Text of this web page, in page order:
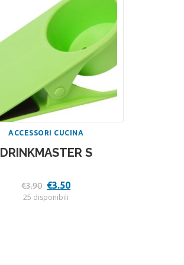
ACCESSORI CUCINA
DRINKMASTER S
€3.90 Il
prezzo
originale
€3.50Il
25 disponibili